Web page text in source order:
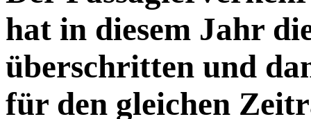
hat in diesem Jahr
überschritten und
für den gleichen